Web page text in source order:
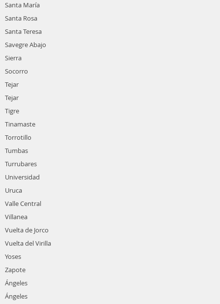
Santa María
Santa Rosa
Santa Teresa
Savegre Abajo
Sierra
Socorro
Tejar
Tejar
Tigre
Tinamaste
Torrotillo
Tumbas
Turrubares
Universidad
Uruca
Valle Central
Villanea
Vuelta de Jorco
Vuelta del Virilla
Yoses
Zapote
Ángeles
Ángeles